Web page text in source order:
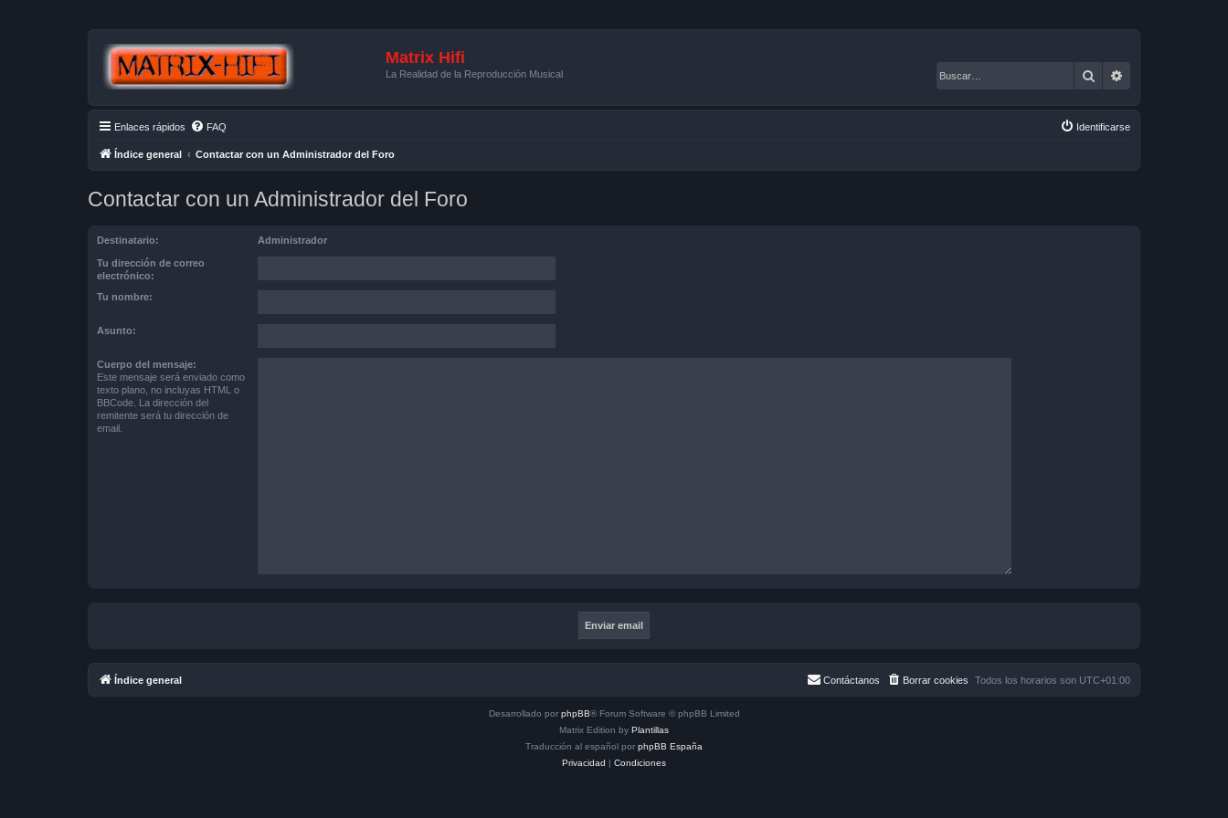
Matrix Hifi
La Realidad de la Reproducción Musical Buscar
Enlaces rápidos FAQ Identificarse
Índice general Contactar con un Administrador del Foro
Contactar con un Administrador del Foro
Destinatario: Administrador
Tu dirección de correo
electrónico:
Tu nombre:
Asunto:
Cuerpo del mensaje:
Este mensaje será enviado como
texto plano, no incluyas HTML o
BBCode. La dirección del
remitente será tu dirección de
email.
Índice general Todos los horarios son UTC+01:00
Borrar cookies
Contáctanos
Desarrollado por phpBB® Forum Software © phpBB Limited
Matrix Edition by Plantillas
Traducción al español por phpBB España
Privacidad
Condiciones